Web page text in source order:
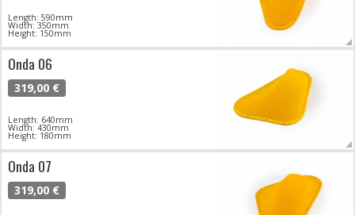
Length: 590mm
Width: 350mm
Height: 150mm
Onda 06
319,00 €
Length: 640mm
Width: 430mm
Height: 180mm
Onda 07
319,00 €